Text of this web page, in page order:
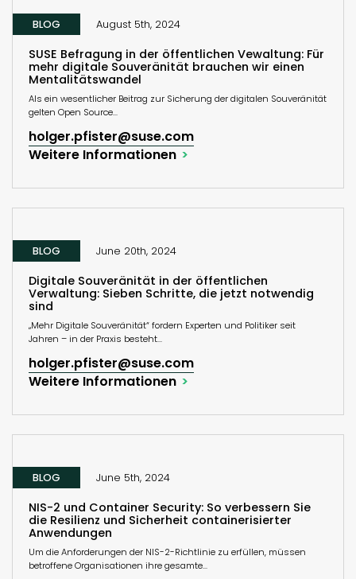
BLOG August 5th, 2024
SUSE Befragung in der öffentlichen Vewaltung: Für
mehr digitale Souveränität brauchen wir einen
Mentalitätswandel
Als ein wesentlicher Beitrag zur Sicherung der digitalen Souveränität
gelten Open Source...
holger.pfister@suse.com
Weitere Informationen
BLOG June 20th, 2024
Digitale Souveränität in der öffentlichen
Verwaltung: Sieben Schritte, die jetzt notwendig
sind
„Mehr Digitale Souveränität“ fordern Experten und Politiker seit
Jahren – in der Praxis besteht...
holger.pfister@suse.com
Weitere Informationen
BLOG June 5th, 2024
NIS-2 und Container Security: So verbessern Sie
die Resilienz und Sicherheit containerisierter
Anwendungen
Um die Anforderungen der NIS-2-Richtlinie zu erfüllen, müssen
betroffene Organisationen ihre gesamte...